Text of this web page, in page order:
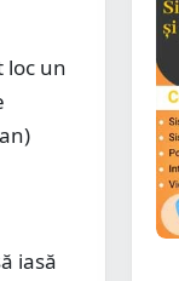
loc un
iasă